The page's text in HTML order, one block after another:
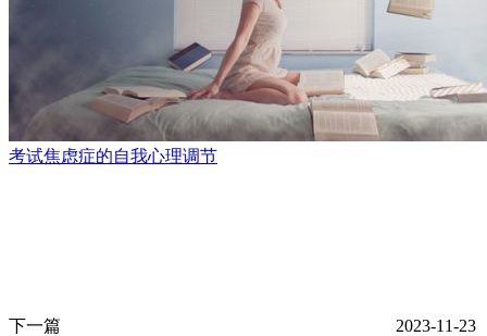
考试焦虑症的自我心理调节
下一篇
2023-11-23